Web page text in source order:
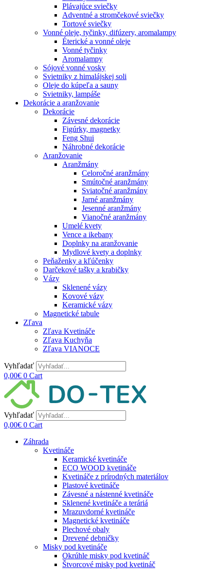
Plávajúce sviečky
Adventné a stromčekové sviečky
Tortové sviečky
Vonné oleje, tyčinky, difúzery, aromalampy
Éterické a vonné oleje
Vonné tyčinky
Aromalampy
Sójové vonné vosky
Svietniky z himalájskej soli
Oleje do kúpeľa a sauny
Svietniky, lampáše
Dekorácie a aranžovanie
Dekorácie
Závesné dekorácie
Figúrky, magnetky
Feng Shui
Náhrobné dekorácie
Aranžovanie
Aranžmány
Celoročné aranžmány
Smútočné aranžmány
Sviatočné aranžmány
Jarné aranžmány
Jesenné aranžmány
Vianočné aranžmány
Umelé kvety
Vence a ikebany
Doplnky na aranžovanie
Mydlové kvety a doplnky
Peňaženky a kľúčenky
Darčekové tašky a krabičky
Vázy
Sklenené vázy
Kovové vázy
Keramické vázy
Magnetické tabule
Zľava
Zľava Kvetináče
Zľava Kuchyňa
Zľava VIANOCE
Vyhľadať
0,00€ 0 Cart
Vyhľadať
0,00€ 0 Cart
Záhrada
Kvetináče
Keramické kvetináče
ECO WOOD kvetináče
Kvetináče z prírodných materiálov
Plastové kvetináče
Závesné a nástenné kvetináče
Sklenené kvetináče a teráriá
Mrazuvdorné kvetináče
Magnetické kvetináče
Plechové obaly
Drevené debničky
Misky pod kvetináče
Okrúhle misky pod kvetináč
Štvorcové misky pod kvetináč